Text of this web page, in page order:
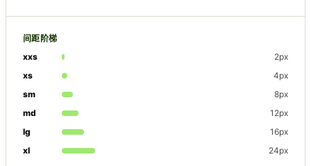
间距阶梯
xxs
2px
xs
4px
sm
8px
md
12px
lg
16px
xl
24px